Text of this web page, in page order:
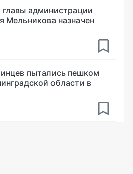
администрации
Мельникова назначен
пытались пешком
области в